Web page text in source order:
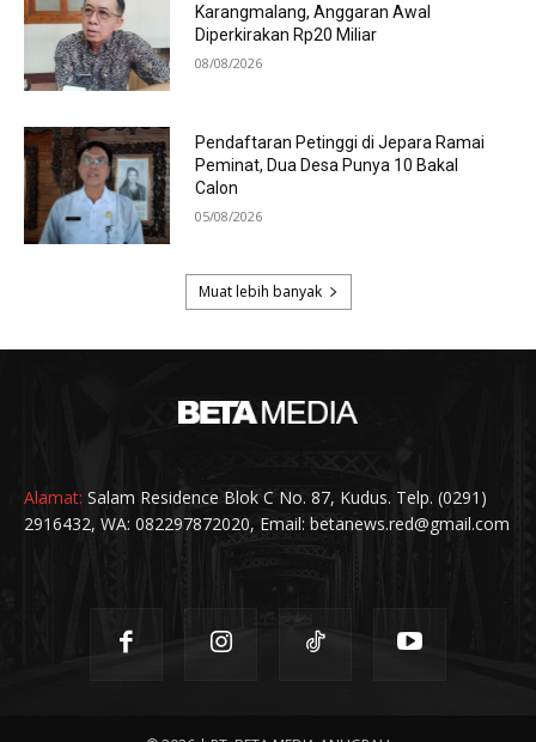
Alamat: Salam Residence Blok C No. 87, Kudus. Telp. (0291)
2916432, WA: 082297872020, Email: betanews.red@gmail.com